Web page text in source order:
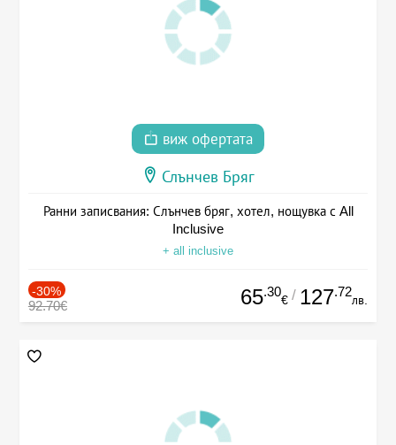
виж офертата
Слънчев Бряг
Ранни записвания: Слънчев бряг, хотел, нощувка с All
Inclusive
+ all inclusive
-30%
92.70€ 65.30
€ / 127.72
лв.